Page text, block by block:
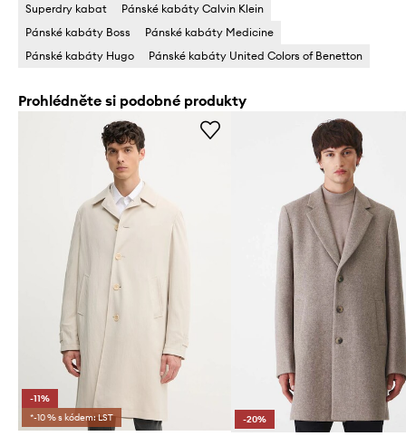
Superdry kabat
Pánské kabáty Calvin Klein
Pánské kabáty Boss
Pánské kabáty Medicine
Pánské kabáty Hugo
Pánské kabáty United Colors of Benetton
Prohlédněte si podobné produkty
-11%
*-10 % s kódem: LST
-20%